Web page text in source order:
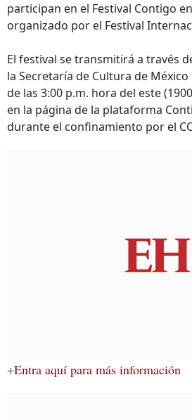
participan en el Festival Contigo
organizado por el Festival
El festival se transmitirá a través
la Secretaría de Cultura de
de las 3:00 p.m. hora del este
en la página de la plataforma
durante el confinamiento por el
+Entra aquí para más información